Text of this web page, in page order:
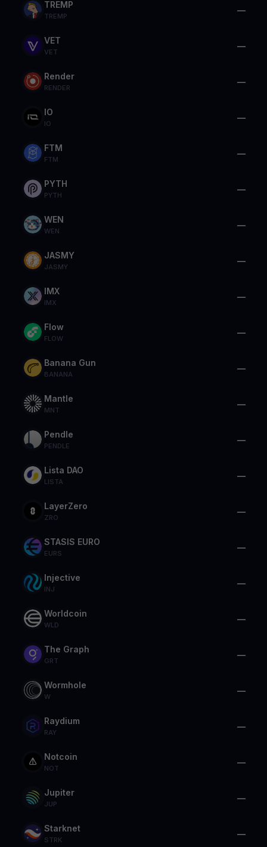
TREMP
TREMP
—
VET
VET
—
Render
RENDER
—
IO
IO
—
FTM
FTM
—
PYTH
PYTH
—
WEN
WEN
—
JASMY
JASMY
—
IMX
IMX
—
Flow
FLOW
—
Banana Gun
BANANA
—
Mantle
MNT
—
Pendle
PENDLE
—
Lista DAO
LISTA
—
LayerZero
ZRO
—
STASIS EURO
EURS
—
Injective
INJ
—
Worldcoin
WLD
—
The Graph
GRT
—
Wormhole
W
—
Raydium
RAY
—
Notcoin
NOT
—
Jupiter
JUP
—
Starknet
STRK
—